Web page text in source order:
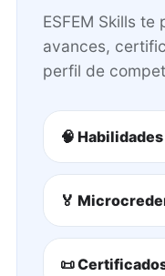
ESFEM Skills
avances,
perfil de
🧠
🏅
📜